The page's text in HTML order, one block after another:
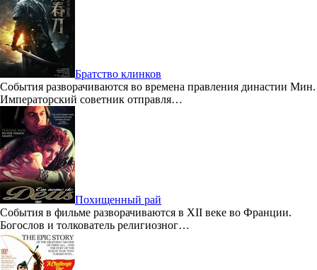
Братство клинков
События разворачиваются во времена правления династии Мин.
Императорский советник отправля…
Похищенный рай
События в фильме разворачиваются в XII веке во Франции.
Богослов и толкователь религиозног…